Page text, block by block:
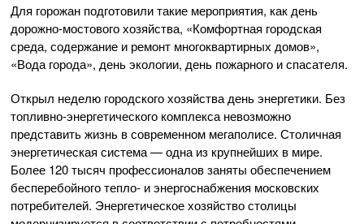
Для горожан подготовили такие мероприятия, как день
дорожно-мостового хозяйства, «Комфортная городская
среда, содержание и ремонт многоквартирных домов»,
«Вода города», день экологии, день пожарного и спасателя.
Открыл неделю городского хозяйства день энергетики. Без
топливно-энергетического комплекса невозможно
представить жизнь в современном мегаполисе. Столичная
энергетическая система — одна из крупнейших в мире.
Более 120 тысяч профессионалов заняты обеспечением
бесперебойного тепло- и энергоснабжения московских
потребителей. Энергетическое хозяйство столицы